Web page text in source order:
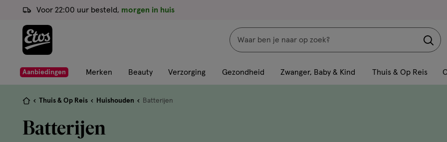
ga
de
hoofd
ga
naar
de
ga
naar
Voor 22:00 uur besteld, morgen in huis
Zoeken
met
dit
Aanbiedingen Merken Beauty Verzorging Gezondheid Zwanger, Baby & Kind Thuis & Op Reis
Je
hier:
Thuis & Op Reis Huishouden Batterijen
Batterijen